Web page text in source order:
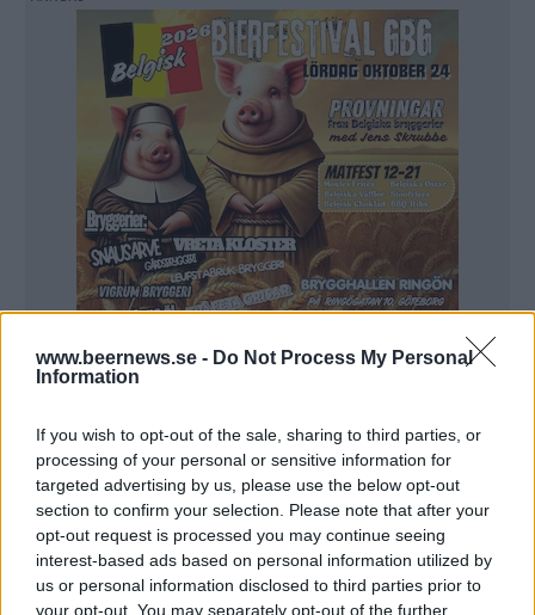
www.beernews.se - Do Not Process My Personal
Information
If you wish to opt-out of the sale, sharing to third parties, or
processing of your personal or sensitive information for
targeted advertising by us, please use the below opt-out
section to confirm your selection. Please note that after your
opt-out request is processed you may continue seeing
interest-based ads based on personal information utilized by
us or personal information disclosed to third parties prior to
your opt-out. You may separately opt-out of the further
ALLMÄNT
Världsrekord målet för
Poppels provning